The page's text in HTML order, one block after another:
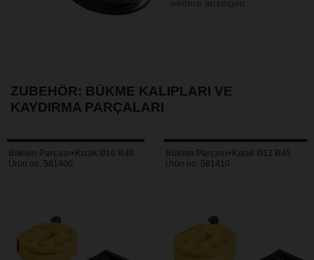
weitere anzeigen
ZUBEHÖR: BÜKME KALIPLARI VE
KAYDIRMA PARÇALARI
Büküm Parçası+Kızak Ø10 R40
Ürün no. 581400
Büküm Parçası+Kızak Ø12 R45
Ürün no. 581410